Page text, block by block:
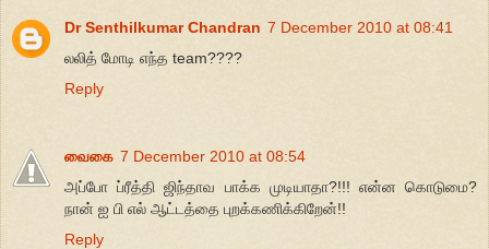
Dr Senthilkumar Chandran 7 December 2010 at 08:41
லலித் மோடி எந்த team????
Reply
வைகை 7 December 2010 at 08:54
அப்போ ப்ரீத்தி ஜிந்தாவ பாக்க முடியாதா?!!! என்ன கொடுமை?
நான் ஐ பி எல் ஆட்டத்தை புறக்கணிக்கிறேன்!!
Reply